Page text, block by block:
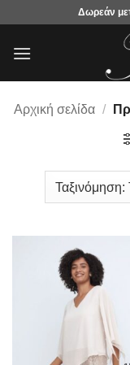
περιεχόμενο
Δωρεάν
Αρχική σελίδα /